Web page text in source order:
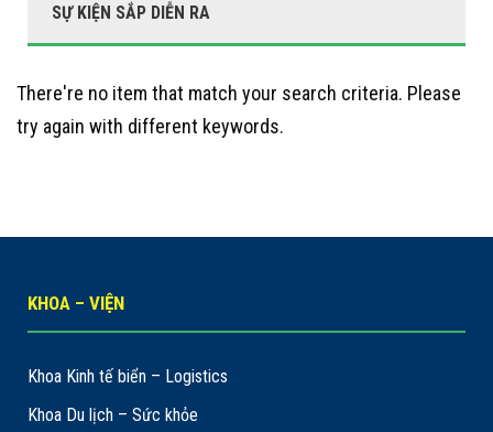
SỰ KIỆN SẮP DIỄN RA
There're no item that match your search criteria. Please
try again with different keywords.
KHOA – VIỆN
Khoa Kinh tế biển – Logistics
Khoa Du lịch – Sức khỏe